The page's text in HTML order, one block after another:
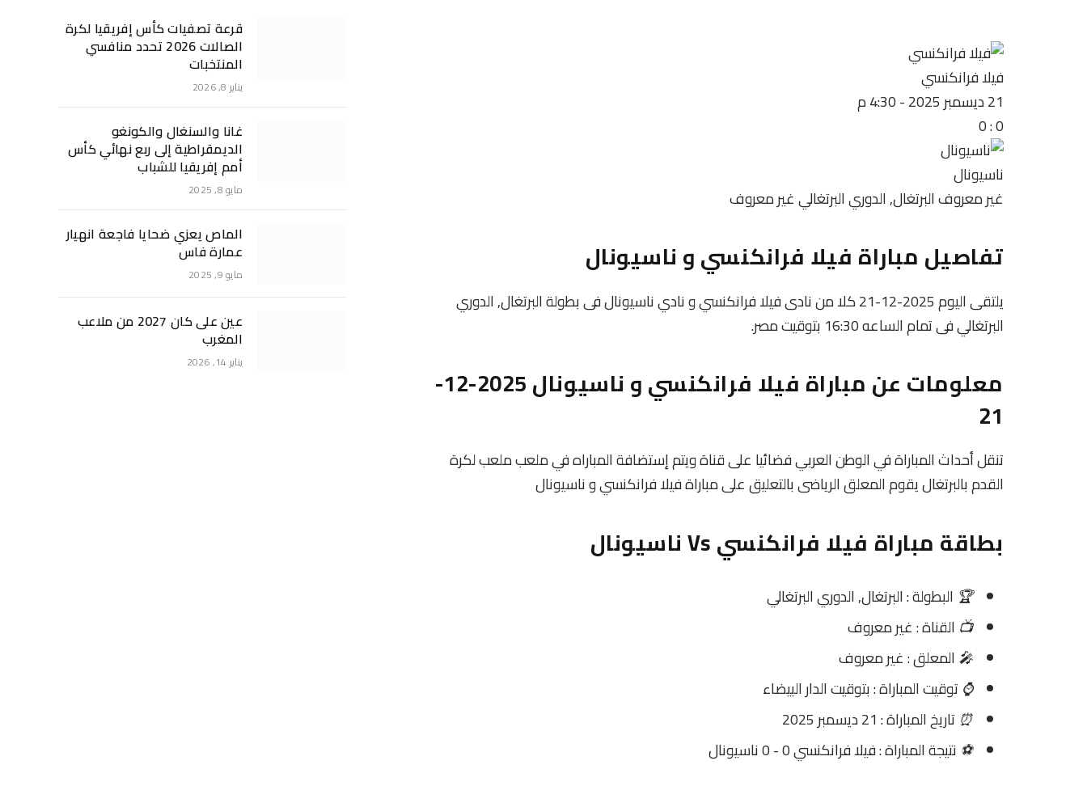
فيلا فرانكنسي
21 ديسمبر 2025
-4:30 م
0
:
0
ناسيونال
غير معروفالبرتغال, الدوري البرتغاليغير معروف
تفاصيل مباراة فيلا فرانكنسي و ناسيونال
يلتقى اليوم 2025-12-21 كلا من نادى فيلا فرانكنسي و نادي ناسيونال فى بطولة البرتغال, الدوري
البرتغالي فى تمام الساعه 16:30 بتوقيت مصر.
معلومات عن مباراة فيلا فرانكنسي و ناسيونال 2025-12-
21
تنقل أحداث المباراة في الوطن العربي فضائيا على قناة ويتم إستضافة المباراه في ملعب ملعب لكرة
القدم بالبرتغال يقوم المعلق الرياضى بالتعليق على مباراة فيلا فرانكنسي و ناسيونال
بطاقة مباراة فيلا فرانكنسي Vs ناسيونال
🏆 البطولة : البرتغال, الدوري البرتغالي
📺 القناة : غير معروف
🎤المعلق : غير معروف
⌚توقيت المباراة : بتوقيت الدار البيضاء
⏰ تاريخ المباراة : 21 ديسمبر 2025
⚽ نتيجة المباراة : فيلا فرانكنسي 0 - 0 ناسيونال
قرعة تصفيات كأس إفريقيا لكرة
الصالات 2026 تحدد منافسي
المنتخبات
يناير 8, 2026
غانا والسنغال والكونغو
الديمقراطية إلى ربع نهائي كأس
أمم إفريقيا للشباب
مايو 8, 2025
الماص يعزي ضحايا فاجعة انهيار
عمارة فاس
مايو 9, 2025
عين على كان 2027 من ملاعب
المغرب
يناير 14, 2026